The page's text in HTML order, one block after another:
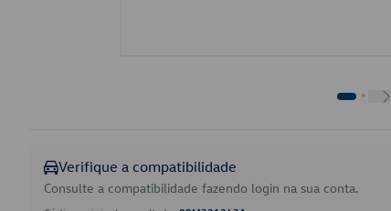
Verifique a compatibilidade
Consulte a compatibilidade fazendo login na sua conta.